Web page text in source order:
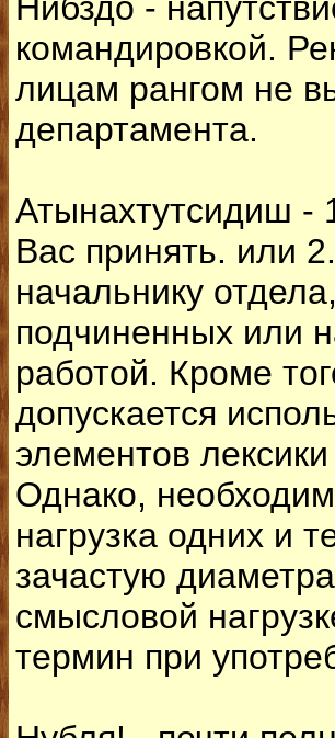
командировкой.
лицам рангом не
департамента.
Атынахтутсидиш -
Вас принять. или
начальнику
подчиненных или
работой. Кроме
допускается
элементов
Однако,
нагрузка одних и
зачастую
смысловой
термин при